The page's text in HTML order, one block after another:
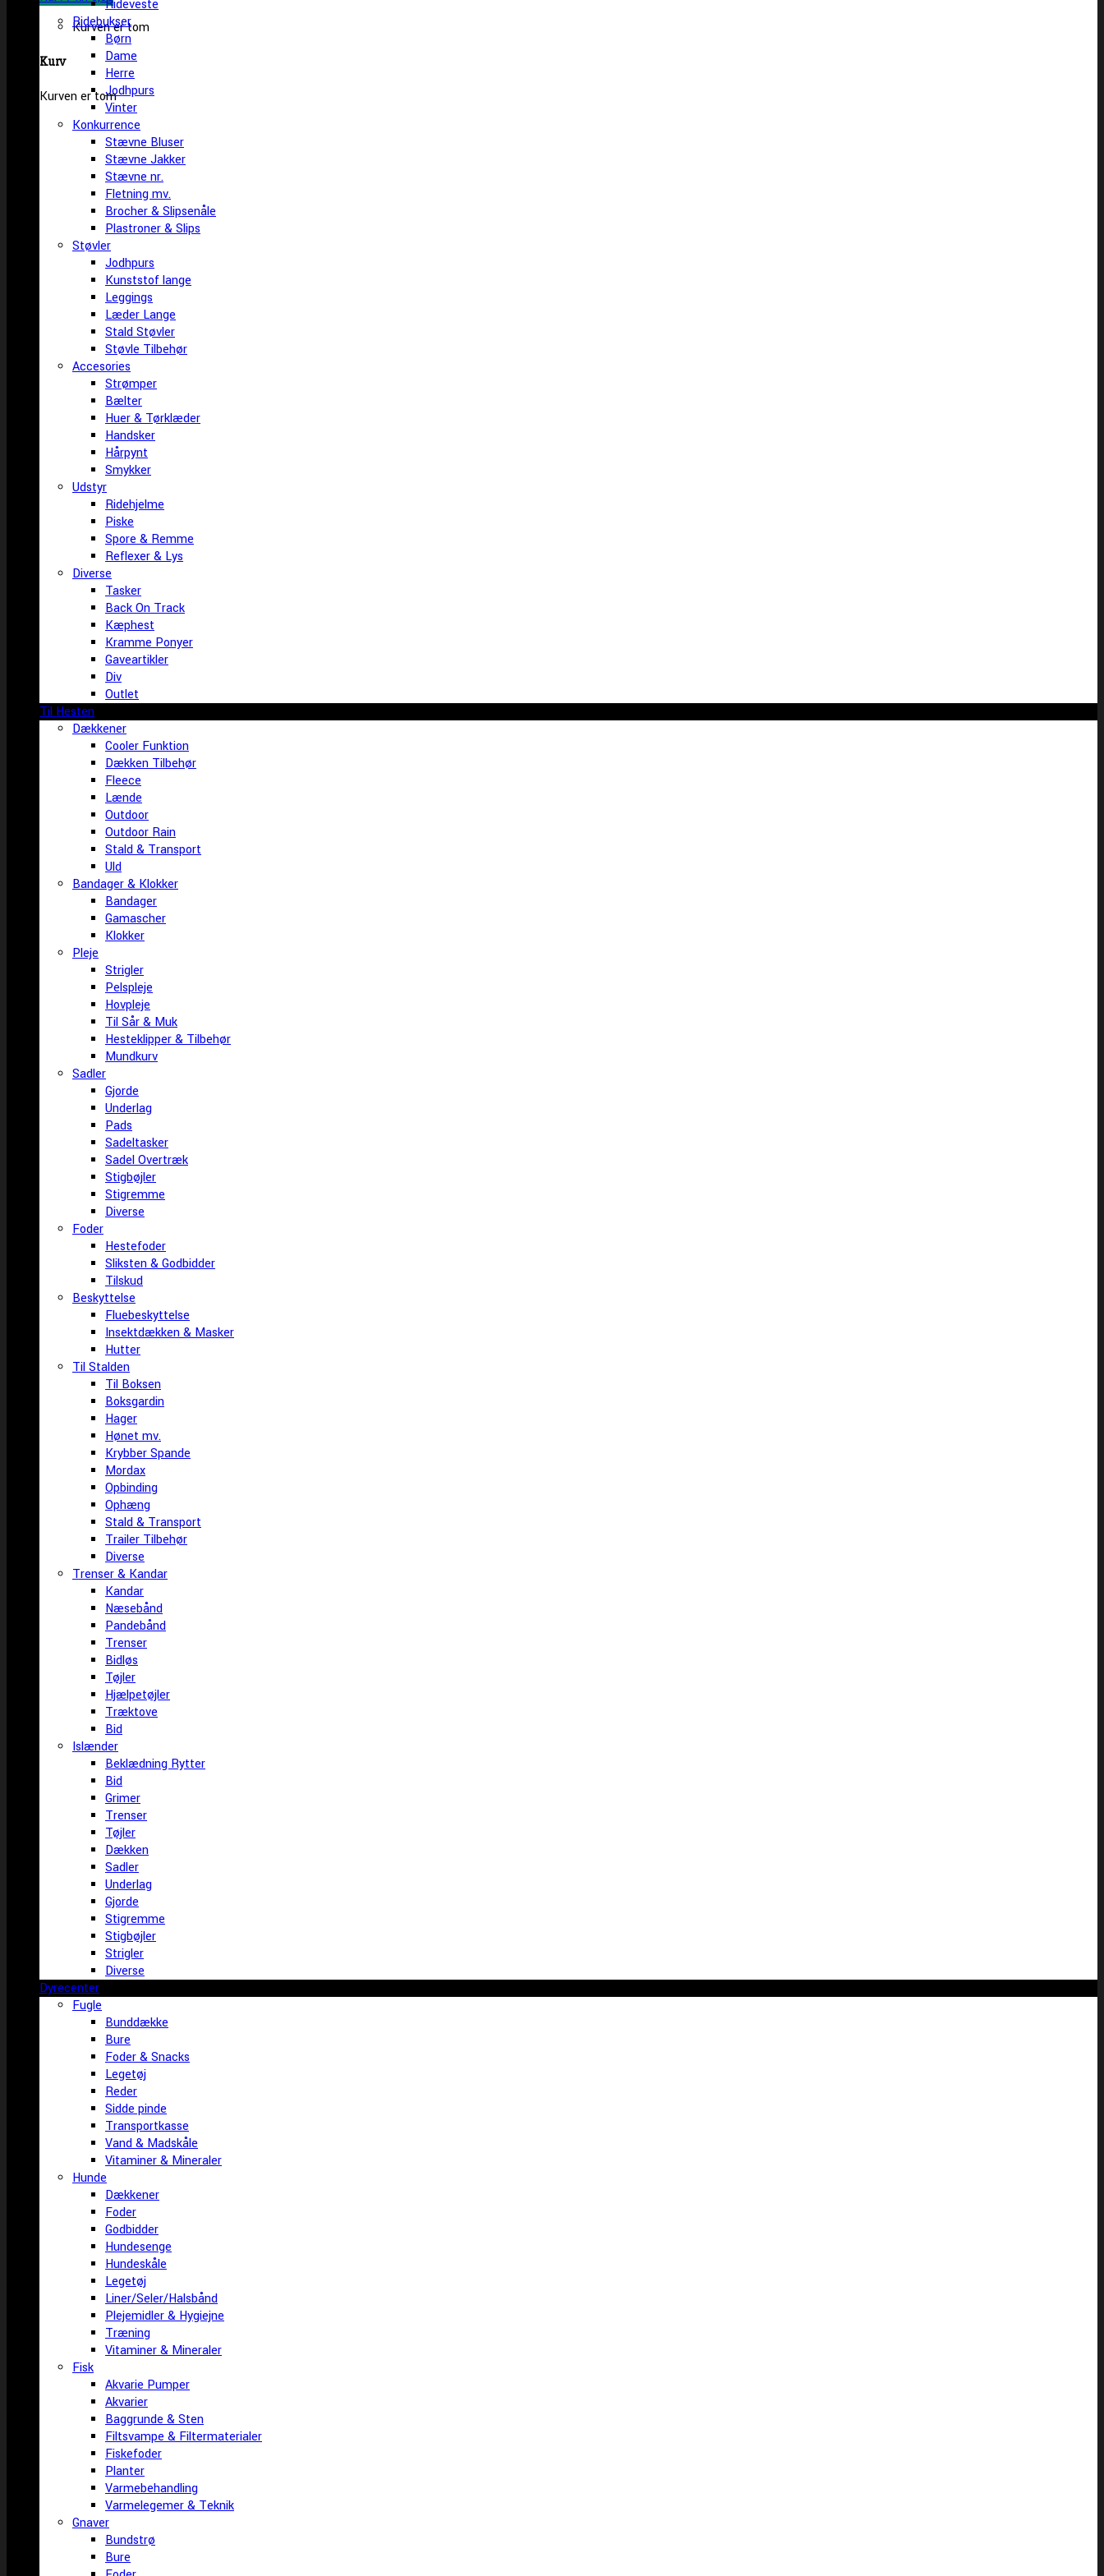
Kurven er tom
Kurv
Kurven er tom
Rideveste
Ridebukser
Børn
Dame
Herre
Jodhpurs
Vinter
Konkurrence
Stævne Bluser
Stævne Jakker
Stævne nr.
Fletning mv.
Brocher & Slipsenåle
Plastroner & Slips
Støvler
Jodhpurs
Kunststof lange
Leggings
Læder Lange
Stald Støvler
Støvle Tilbehør
Accesories
Strømper
Bælter
Huer & Tørklæder
Handsker
Hårpynt
Smykker
Udstyr
Ridehjelme
Piske
Spore & Remme
Reflexer & Lys
Diverse
Tasker
Back On Track
Kæphest
Kramme Ponyer
Gaveartikler
Div
Outlet
Til Hesten
Dækkener
Cooler Funktion
Dækken Tilbehør
Fleece
Lænde
Outdoor
Outdoor Rain
Stald & Transport
Uld
Bandager & Klokker
Bandager
Gamascher
Klokker
Pleje
Strigler
Pelspleje
Hovpleje
Til Sår & Muk
Hesteklipper & Tilbehør
Mundkurv
Sadler
Gjorde
Underlag
Pads
Sadeltasker
Sadel Overtræk
Stigbøjler
Stigremme
Diverse
Foder
Hestefoder
Sliksten & Godbidder
Tilskud
Beskyttelse
Fluebeskyttelse
Insektdækken & Masker
Hutter
Til Stalden
Til Boksen
Boksgardin
Hager
Hønet mv.
Krybber Spande
Mordax
Opbinding
Ophæng
Stald & Transport
Trailer Tilbehør
Diverse
Trenser & Kandar
Kandar
Næsebånd
Pandebånd
Trenser
Bidløs
Tøjler
Hjælpetøjler
Træktove
Bid
Islænder
Beklædning Rytter
Bid
Grimer
Trenser
Tøjler
Dækken
Sadler
Underlag
Gjorde
Stigremme
Stigbøjler
Strigler
Diverse
Dyrecenter
Fugle
Bunddække
Bure
Foder & Snacks
Legetøj
Reder
Sidde pinde
Transportkasse
Vand & Madskåle
Vitaminer & Mineraler
Hunde
Dækkener
Foder
Godbidder
Hundesenge
Hundeskåle
Legetøj
Liner/Seler/Halsbånd
Plejemidler & Hygiejne
Træning
Vitaminer & Mineraler
Fisk
Akvarie Pumper
Akvarier
Baggrunde & Sten
Filtsvampe & Filtermaterialer
Fiskefoder
Planter
Varmebehandling
Varmelegemer & Teknik
Gnaver
Bundstrø
Bure